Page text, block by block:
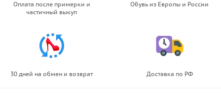
Оплата после примерки и
частичный выкуп
Обувь из Европы и России
30 дней на обмен и возврат Доставка по РФ